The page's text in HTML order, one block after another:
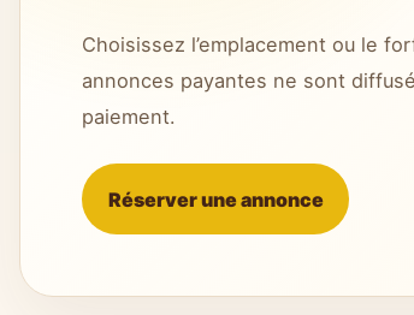
Choisissez l’emplacement ou le
annonces payantes ne sont
paiement.
Réserver une annonce